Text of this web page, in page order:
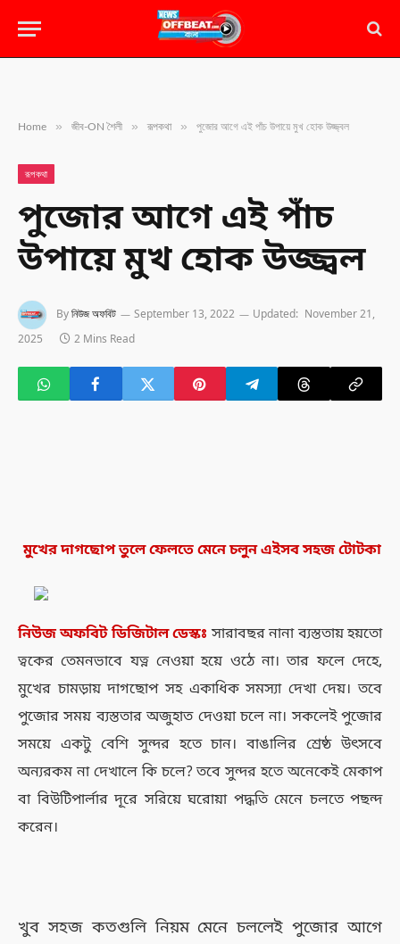
Home » জীব-ON শৈলী » রূপকথা » পুজোর আগে এই পাঁচ উপায়ে মুখ হোক উজ্জ্বল
রূপকথা
পুজোর আগে এই পাঁচ
উপায়ে মুখ হোক উজ্জ্বল
Byনিউজ অফবিট September 13, 2022 Updated: November 21,
2025
2 Mins Read
মুখের দাগছোপ তুলে ফেলতে মেনে চলুন এইসব সহজ টোটকা
নিউজ অফবিট ডিজিটাল ডেস্কঃ সারাবছর নানা ব্যস্ততায় হয়তো
ত্বকের তেমনভাবে যত্ন নেওয়া হয়ে ওঠে না। তার ফলে দেহে,
মুখের চামড়ায় দাগছোপ সহ একাধিক সমস্যা দেখা দেয়। তবে
পুজোর সময় ব্যস্ততার অজুহাত দেওয়া চলে না। সকলেই পুজোর
সময়ে একটু বেশি সুন্দর হতে চান। বাঙালির শ্রেষ্ঠ উৎসবে
অন্যরকম না দেখালে কি চলে? তবে সুন্দর হতে অনেকেই মেকাপ
বা বিউটিপার্লার দূরে সরিয়ে ঘরোয়া পদ্ধতি মেনে চলতে পছন্দ
করেন।
খুব সহজ কতগুলি নিয়ম মেনে চললেই পুজোর আগে